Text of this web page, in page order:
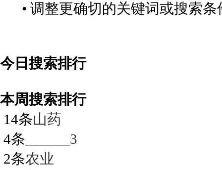
• 调整更确切的关键词或搜索条
今日搜索排行
本周搜索排行
14条山药
4条 ______3
2条农业